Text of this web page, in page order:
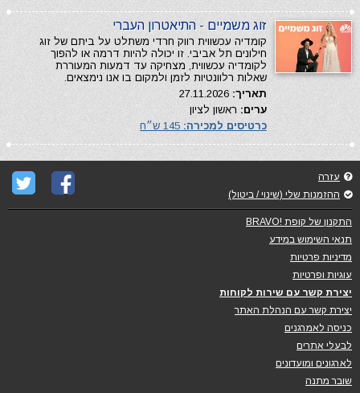
זוג משמיים - התיאטרון העברי
קומדיה עכשווית רווק חרדי משתלט על ביתם של זוג
חילונים תל אביבי. זו יכולה להיות דרמה או להפוך
לקומדיה עכשווית, מצחיקה עד דמעות המעוררת
שאלות רלוונטיות לזמן ולמקום בו אנו נימצאים.
תאריך:
ערים: ראשון לציון
כרטיסים למכירה:
עזרה
ההזמנות שלי (שינוי / ביטול)
התקנון של קופת !BRAVO
תנאי השימוש במידע
מדיניות פרטיות
עוגיות ופרטיות
יצירת קשר עם שירות לקוחות
יצירת קשר עם הנהלת האתר
כניסה לאמרגנים
לבעלי אתרים
לארגונים ומועדונים
שובר מתנה